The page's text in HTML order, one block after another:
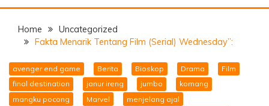
Home
Uncategorized
Fakta Menarik Tentang Film (Serial) Wednesday”:
avenger end game Berita Bioskop Drama
Film
final destination
janur ireng jumbo
komang
mangku pocong
Marvel
menjelang ajal